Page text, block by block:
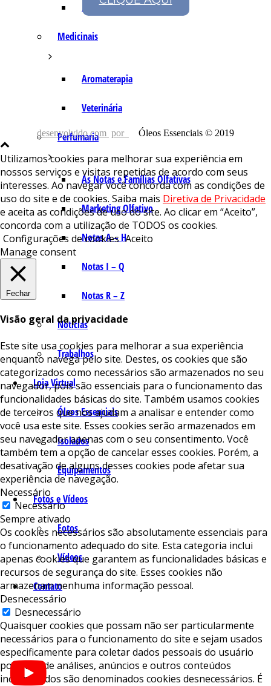
Fórmulas Caseiras
Medicinais
Aromaterapia
Veterinária
Perfumaria
As Notas e Famílias Olfativas
Marketing Olfativo
Notas A – H
Notas I – Q
Notas R – Z
Notícias
Trabalhos
Loja Virtual
Óleos Essenciais
Isolados
Equipamentos
Fotos e Vídeos
Fotos
Vídeos
Contato
desenvolvido com por Óleos Essenciais © 2019
Utilizamos cookies para melhorar sua experiência em
nossos serviços e visitas repetidas de acordo com seus
interesses. Ao navegar você concorda com as condições de
uso do site e de cookies. Saiba mais Diretiva de Privacidade
e aceita as condições de uso do site. Ao clicar em “Aceito”,
concorda com a utilização de TODOS os cookies.
Configurações de cookies Aceito
Manage consent
Fechar
Visão geral da privacidade
Este site usa cookies para melhorar a sua experiência
enquanto navega pelo site. Destes, os cookies que são
categorizados como necessários são armazenados no seu
navegador, pois são essenciais para o funcionamento das
funcionalidades básicas do site. Também usamos cookies
de terceiros que nos ajudam a analisar e entender como
você usa este site. Esses cookies serão armazenados em
seu navegador apenas com o seu consentimento. Você
também tem a opção de cancelar esses cookies. Porém, a
desativação de alguns desses cookies pode afetar sua
experiência de navegação.
Necessário
Necessário
Sempre ativado
Os cookies necessários são absolutamente essenciais para
o funcionamento adequado do site. Esta categoria inclui
apenas cookies que garantem as funcionalidades básicas e
recursos de segurança do site. Esses cookies não
armazenam nenhuma informação pessoal.
Desnecessário
Desnecessário
Quaisquer cookies que possam não ser particularmente
necessários para o funcionamento do site e sejam usados ​​
especificamente para coletar dados pessoais do usuário
por meio de análises, anúncios e outros conteúdos
incorporados são denominados cookies desnecessários. É